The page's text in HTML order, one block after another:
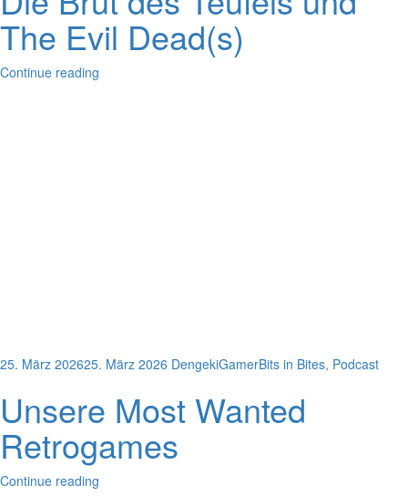
The Evil Dead(s)
Continue reading
25. März 202625. März 2026 DengekiGamerBits in Bites, Podcast
Unsere Most Wanted
Retrogames
Continue reading